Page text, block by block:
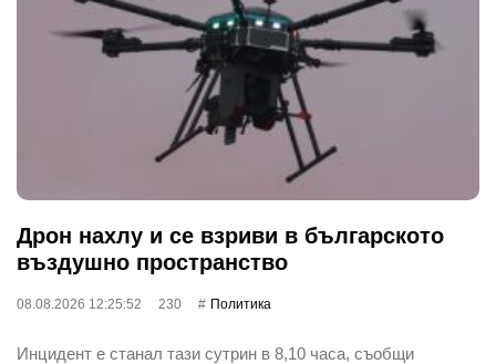
Дрон нахлу и се взриви в българското
въздушно пространство
08.08.2026 12:25:52 230 Политика
Инцидент е станал тази сутрин в 8,10 часа, съобщи